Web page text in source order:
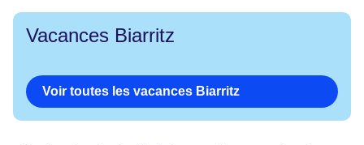
Vacances Biarritz
Voir toutes les vacances Biarritz